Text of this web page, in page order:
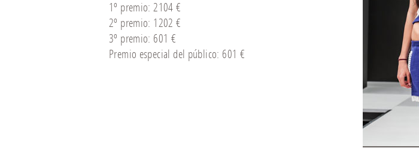
1º premio: 2104 €
2º premio: 1202 €
3º premio: 601 €
Premio especial del público: 601 €